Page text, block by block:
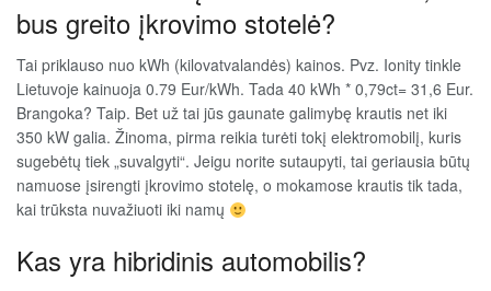
bus greito įkrovimo stotelė?
Tai priklauso nuo kWh (kilovatvalandės) kainos. Pvz. Ionity tinkle
Lietuvoje kainuoja 0.79 Eur/kWh. Tada 40 kWh * 0,79ct= 31,6 Eur.
Brangoka? Taip. Bet už tai jūs gaunate galimybę krautis net iki
350 kW galia. Žinoma, pirma reikia turėti tokį elektromobilį, kuris
sugebėtų tiek „suvalgyti“. Jeigu norite sutaupyti, tai geriausia būtų
namuose įsirengti įkrovimo stotelę, o mokamose krautis tik tada,
kai trūksta nuvažiuoti iki namų
Kas yra hibridinis automobilis?